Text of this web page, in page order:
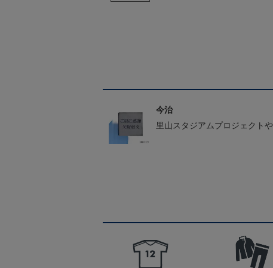
今治
里山スタジアムプロジェクト